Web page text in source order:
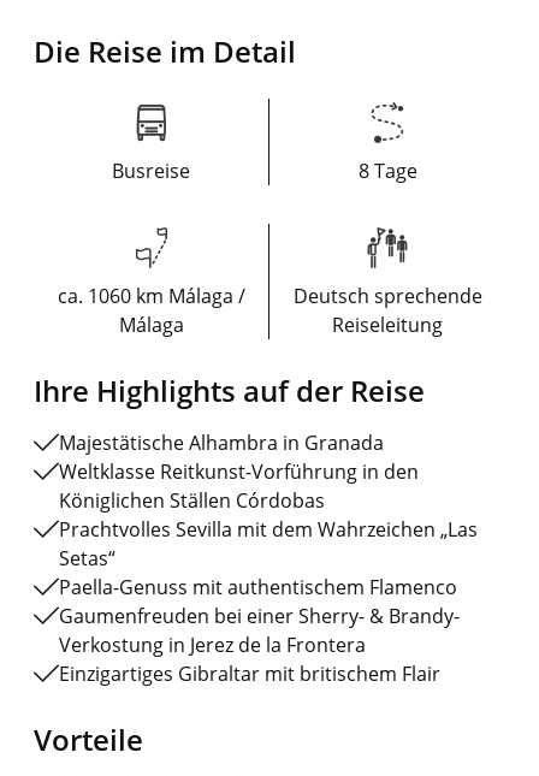
Die Reise im Detail
Busreise 8 Tage
ca. 1060 km Málaga /
Málaga
Deutsch sprechende
Reiseleitung
Ihre Highlights auf der Reise
Majestätische Alhambra in Granada
Weltklasse Reitkunst-Vorführung in den
Königlichen Ställen Córdobas
Prachtvolles Sevilla mit dem Wahrzeichen „Las
Setas“
Paella-Genuss mit authentischem Flamenco
Gaumenfreuden bei einer Sherry- & Brandy-
Verkostung in Jerez de la Frontera
Einzigartiges Gibraltar mit britischem Flair
Vorteile